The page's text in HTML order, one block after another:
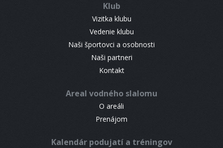
Klub
Vizitka klubu
Vedenie klubu
Naši športovci a osobnosti
Naši partneri
Kontakt
Areal vodného slalomu
O areáli
Prenájom
Kalendár podujatí a tréningov
CONTACT